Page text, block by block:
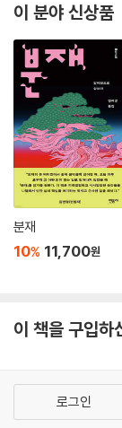
이 분야 신상품
분재
10% 11,700원
이 책을 구입하
로그인